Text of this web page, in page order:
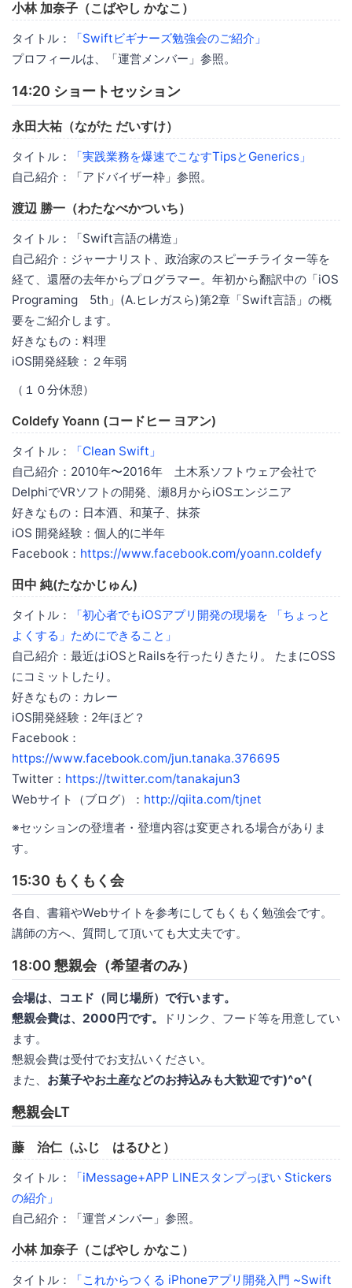
小林 加奈子（こばやし かなこ）
タイトル：
「Swiftビギナーズ勉強会のご紹介」
プロフィールは、「運営メンバー」参照。
14:20 ショートセッション
永田大祐（ながた だいすけ）
タイトル：
「実践業務を爆速でこなすTipsとGenerics」
自己紹介：「アドバイザー枠」参照。
渡辺 勝一（わたなべかついち）
タイトル：「Swift言語の構造」
自己紹介：ジャーナリスト、政治家のスピーチライター等を
経て、還暦の去年からプログラマー。年初から翻訳中の「iOS
Programing 5th」(A.ヒレガスら)第2章「Swift言語」の概
要をご紹介します。
好きなもの：料理
iOS開発経験：２年弱
（１０分休憩）
Coldefy Yoann (コードヒー ヨアン)
タイトル：
「Clean Swift」
自己紹介：2010年〜2016年 土木系ソフトウェア会社で
DelphiでVRソフトの開発、瀬8月からiOSエンジニア
好きなもの：日本酒、和菓子、抹茶
iOS 開発経験：個人的に半年
Facebook： https://www.facebook.com/yoann.coldefy
田中 純(たなかじゅん)
タイトル：
「初心者でもiOSアプリ開発の現場を 「ちょっと
よくする」ためにできること」
自己紹介：最近はiOSとRailsを行ったりきたり。 たまにOSS
にコミットしたり。
好きなもの：カレー
iOS開発経験：2年ほど？
Facebook：
https://www.facebook.com/jun.tanaka.376695
Twitter： https://twitter.com/tanakajun3
Webサイト（ブログ）： http://qiita.com/tjnet
※セッションの登壇者・登壇内容は変更される場合がありま
す。
15:30 もくもく会
各自、書籍やWebサイトを参考にしてもくもく勉強会です。
講師の方へ、質問して頂いても大丈夫です。
18:00 懇親会（希望者のみ）
会場は、コエド（同じ場所）で行います。
懇親会費は、2000円です。
ドリンク、フード等を用意してい
ます。
懇親会費は受付でお支払いください。
また、 お菓子やお土産などのお持込みも大歓迎です)^o^(
懇親会LT
藤 治仁（ふじ はるひと）
タイトル：
「iMessage+APP LINEスタンプっぽい Stickers
の紹介」
自己紹介：「運営メンバー」参照。
小林 加奈子（こばやし かなこ）
タイトル：
「これからつくる iPhoneアプリ開発入門 ~Swift